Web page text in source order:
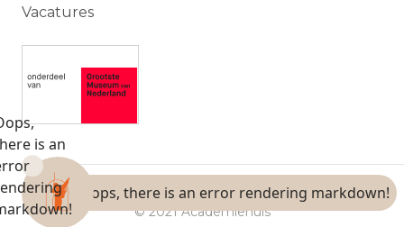
Vacatures
© 2021 Academiehuis